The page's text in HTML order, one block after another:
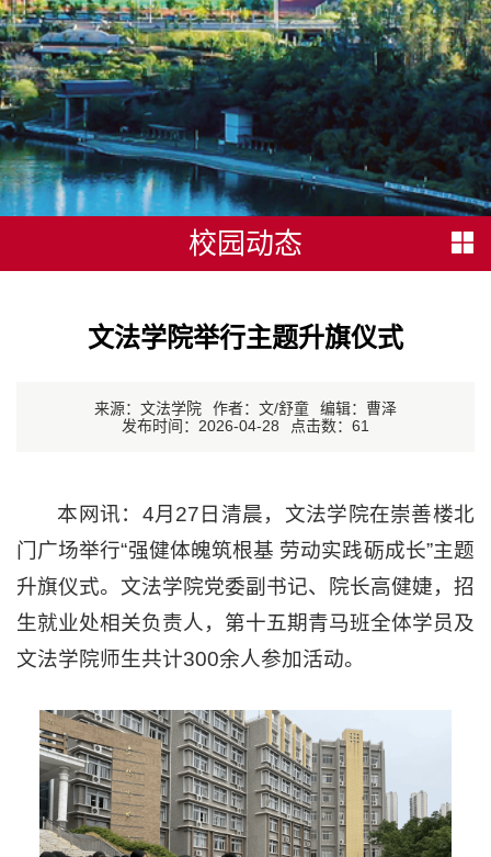
校园动态
文法学院举行主题升旗仪式
来源：文法学院 作者：文/舒童
编辑：曹泽
发布时间：2026-04-28
点击数： 61
本网讯：4月27日清晨，文法学院在崇善楼北
门广场举行“强健体魄筑根基 劳动实践砺成长”主题
升旗仪式。文法学院党委副书记、院长高健婕，招
生就业处相关负责人，第十五期青马班全体学员及
文法学院师生共计300余人参加活动。